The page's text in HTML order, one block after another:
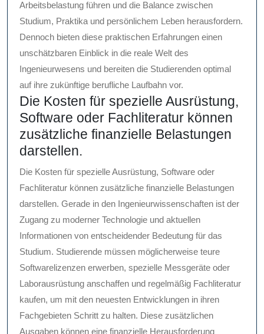
Arbeitsbelastung führen und die Balance zwischen
Studium, Praktika und persönlichem Leben herausfordern.
Dennoch bieten diese praktischen Erfahrungen einen
unschätzbaren Einblick in die reale Welt des
Ingenieurwesens und bereiten die Studierenden optimal
auf ihre zukünftige berufliche Laufbahn vor.
Die Kosten für spezielle Ausrüstung,
Software oder Fachliteratur können
zusätzliche finanzielle Belastungen
darstellen.
Die Kosten für spezielle Ausrüstung, Software oder
Fachliteratur können zusätzliche finanzielle Belastungen
darstellen. Gerade in den Ingenieurwissenschaften ist der
Zugang zu moderner Technologie und aktuellen
Informationen von entscheidender Bedeutung für das
Studium. Studierende müssen möglicherweise teure
Softwarelizenzen erwerben, spezielle Messgeräte oder
Laborausrüstung anschaffen und regelmäßig Fachliteratur
kaufen, um mit den neuesten Entwicklungen in ihren
Fachgebieten Schritt zu halten. Diese zusätzlichen
Ausgaben können eine finanzielle Herausforderung